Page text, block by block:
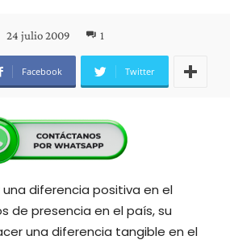
24 julio 2009 1
Facebook Twitter
diferencia positiva en el
de presencia en el país, su
una diferencia tangible en el